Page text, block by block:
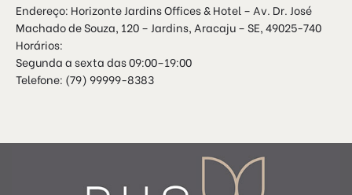
Endereço: Horizonte Jardins Offices & Hotel – Av. Dr. José
Machado de Souza, 120 – Jardins, Aracaju – SE, 49025-740
Horários:
Segunda a sexta das 09:00–19:00
Telefone: (79) 99999-8383